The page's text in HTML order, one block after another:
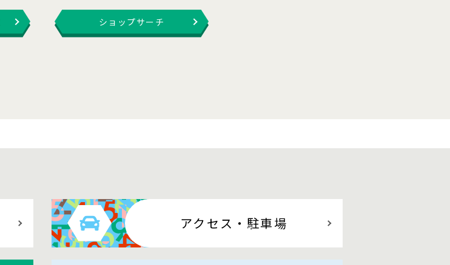
ショップサーチ
アクセス ・駐車場